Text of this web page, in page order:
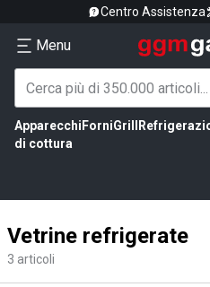
Centro Assistenza
Menu
Apparecchi
di cottura
ForniGrill
Vetrine refrigerate
3 articoli